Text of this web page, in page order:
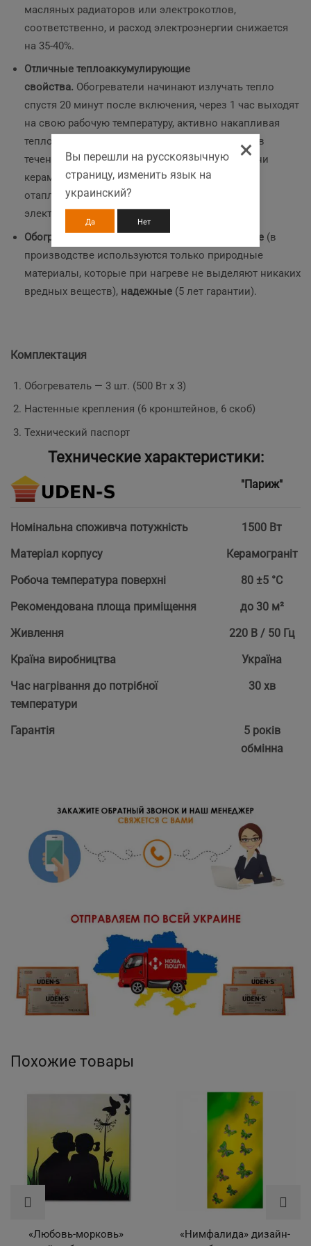
масляных радиаторов или электрокотлов,
соответственно, и расход электроэнергии снижается
на 35-40%.
Отличные теплоаккумулирующие
свойства. Обогреватели начинают излучать тепло
спустя 20 минут после включения, через 1 час выходят
на свою рабочую температуру, активно накапливая
тепло, а остывают до комнатной температуры в
течение 2-4 часов! На протяжении этого времени
керамогранитные обогреватели продолжают
отапливать помещение с нулевым расходом
электроэнергии!
Обогреватели пожаробезопасные, экологичные (в
производстве используются только природные
материалы, которые при нагреве не выделяют никаких
вредных веществ), надежные (5 лет гарантии).
Комплектация
Обогреватель — 3 шт. (500 Вт х 3)
Настенные крепления (6 кронштейнов, 6 скоб)
Технический паспорт
Технические характеристики:
"Париж"
Номінальна споживча потужність
1500 Вт
Матеріал корпусу
Керамограніт
Робоча температура поверхні
80 ±5 °С
Рекомендована площа приміщення
до 30 м²
Живлення
220 В / 50 Гц
Країна виробництва
Україна
Час нагрівання до потрібної
температури
30 хв
Гарантія
5 років
обмінна
Похожие товары
«Любовь-морковь»
«Нимфалида» дизайн-
×
Вы перешли на русскоязычную
страницу, изменить язык на
украинский?
Да Нет